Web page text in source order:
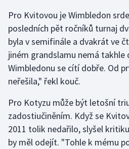
Judo
Krasobruslení
Lezení
Moderní pětiboj
Motorsport
Pro Kvitovou je Wimbledon
posledních pět ročníků turnaj
byla v semifinále a dvakrát ve
jiném grandslamu nemá takhle
Wimbledonu se cítí dobře. Od
neřešila," řekl kouč.
Pro Kotyzu může být letošní
zadostiučiněním. Když se
2011 tolik nedařilo, slyšel
by měl odejít. "Tohle k mému